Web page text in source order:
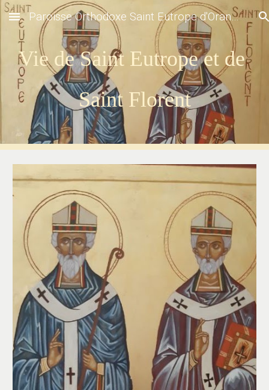
Skip to main content Skip to navigation
Paroisse Orthodoxe Saint Eutrope d'Orange
Vie de Saint Eutrope et de
Saint Florent